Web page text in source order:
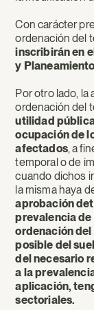
Con carácter
ordenación del
inscribirán en
y
Por otro lado,
ordenación del
utilidad
ocupación de
afectados, a
temporal o de
cuando dichos
la misma haya
aprobación
prevalencia de
ordenación
posible del
del necesario
a la
aplicación,
sectoriales.